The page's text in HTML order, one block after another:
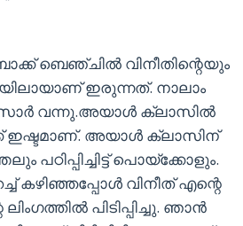
ബെഞ്ചിൽ വിനീതിന്റെയും
ഇരുന്നത്. നാലാം
വന്നു.അയാൾ ക്ലാസിൽ
ഇഷ്ടമാണ്. അയാൾ ക്ലാസിന്
പഠിപ്പിച്ചിട്ട് പൊയ്‌ക്കോളും.
കഴിഞ്ഞപ്പോൾ വിനീത് എന്റെ
പിടിപ്പിച്ചു. ഞാൻ